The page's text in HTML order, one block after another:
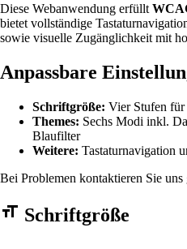
Diese Webanwendung erfüllt
bietet vollständige
sowie visuelle Zugänglichkeit mit
Anpassbare
Schriftgröße: Vier Stufen
Themes: Sechs Modi inkl.
Blaufilter
Weitere: Tastaturnavigation
Bei Problemen kontaktieren Sie uns
Barrierefreiheit
Schriftgröße